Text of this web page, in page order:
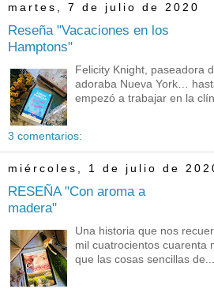
martes, 7 de julio de 2020
Reseña "Vacaciones en los
Hamptons"
Felicity Knight, paseadora
adoraba Nueva York…
empezó a trabajar en la
3 comentarios:
miércoles, 1 de julio de
RESEÑA "Con aroma a
madera"
Una historia que nos
mil cuatrocientos cuarenta
que las cosas sencillas de...